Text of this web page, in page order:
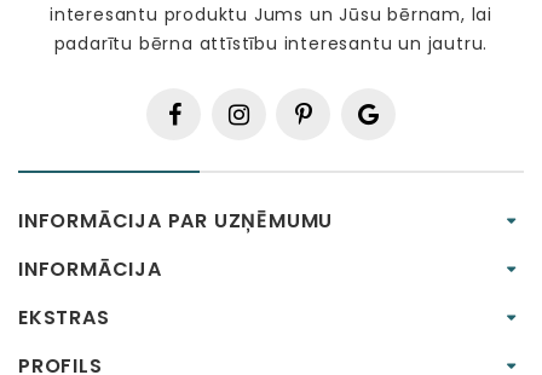
interesantu produktu Jums un Jūsu bērnam, lai
padarītu bērna attīstību interesantu un jautru.
INFORMĀCIJA PAR UZŅĒMUMU
INFORMĀCIJA
EKSTRAS
PROFILS